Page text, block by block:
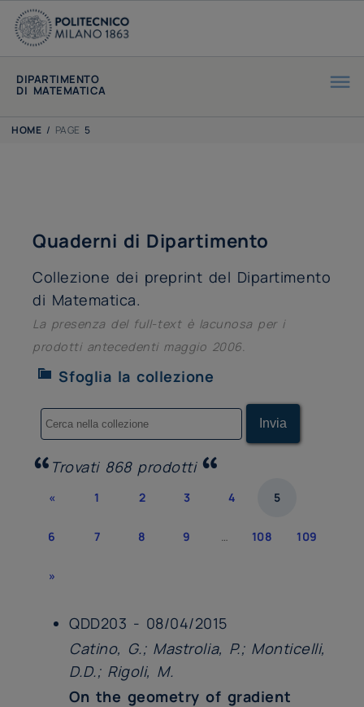
DIPARTIMENTO
DI MATEMATICA
HOME / PAGE 5
Quaderni di Dipartimento
Collezione dei preprint del Dipartimento
di Matematica.
La presenza del full-text è lacunosa per i
prodotti antecedenti maggio 2006.
Sfoglia la collezione
Trovati 868 prodotti
« 1 2 3 4 5
6 7 8 9 108 109
»
QDD203 - 08/04/2015
Catino, G.; Mastrolia, P.; Monticelli,
D.D.; Rigoli, M.
On the geometry of gradient